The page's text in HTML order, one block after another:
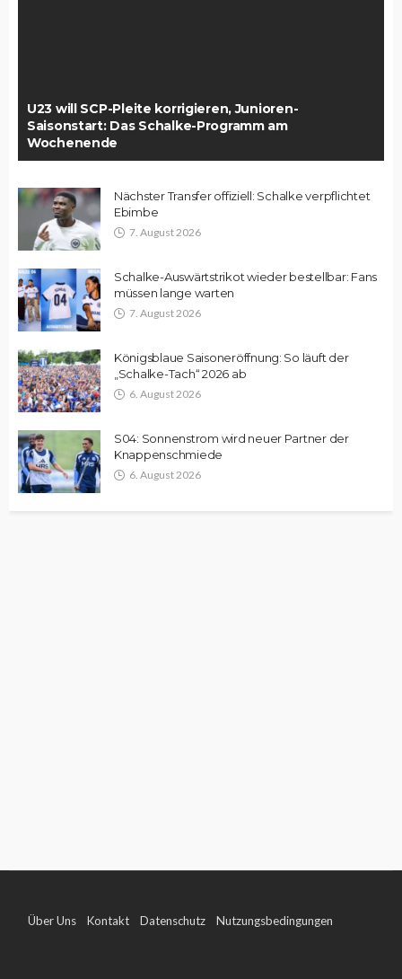
U23 will SCP-Pleite korrigieren, Junioren-
Saisonstart: Das Schalke-Programm am
Wochenende
Nächster Transfer offiziell: Schalke verpflichtet
Ebimbe
7. August 2026
Schalke-Auswärtstrikot wieder bestellbar: Fans
müssen lange warten
7. August 2026
Königsblaue Saisoneröffnung: So läuft der
„Schalke-Tach“ 2026 ab
6. August 2026
S04: Sonnenstrom wird neuer Partner der
Knappenschmiede
6. August 2026
Über Uns Kontakt Datenschutz Nutzungsbedingungen